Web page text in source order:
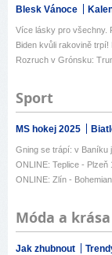
Blesk Vánoce
Více lásky pro všechny.
Biden kvůli rakovině trpí!
Rozruch v Grónsku:
Sport
MS hokej 2025
Gning se trápí: v Baníku
ONLINE: Teplice - Plzeň
ONLINE: Zlín -
Móda a krása
Jak zhubnout